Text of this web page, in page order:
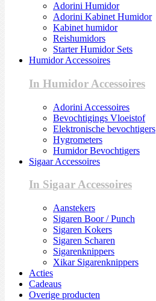
Adorini Humidor
Adorini Kabinet Humidor
Kabinet humidor
Reishumidors
Starter Humidor Sets
Humidor Accessoires
In Humidor Accessoires
Adorini Accessoires
Bevochtigings Vloeistof
Elektronische bevochtigers
Hygrometers
Humidor Bevochtigers
Sigaar Accessoires
In Sigaar Accessoires
Aanstekers
Sigaren Boor / Punch
Sigaren Kokers
Sigaren Scharen
Sigarenknippers
Xikar Sigarenknippers
Acties
Cadeaus
Overige producten